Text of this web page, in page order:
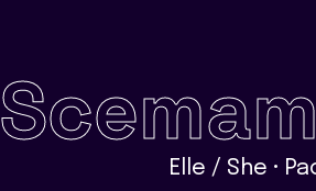
Elle / She •